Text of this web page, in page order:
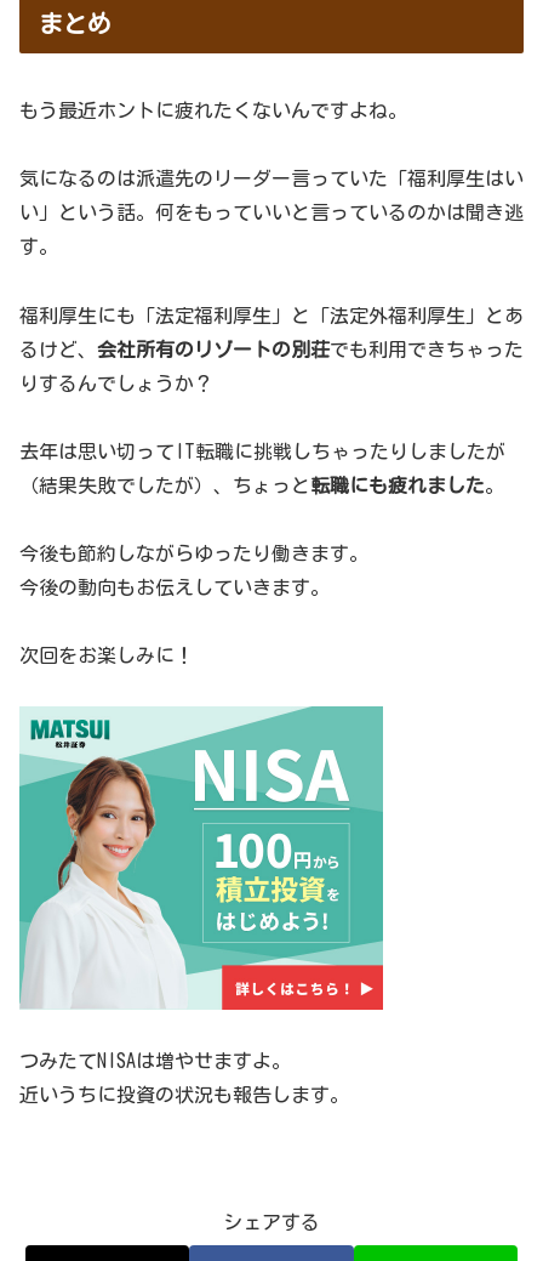
まとめ
もう最近ホントに疲れたくないんですよね。
気になるのは派遣先のリーダー言っていた「福利厚生はい
い」という話。何をもっていいと言っているのかは聞き逃
す。
福利厚生にも「法定福利厚生」と「法定外福利厚生」とあ
るけど、 会社所有のリゾートの別荘でも利用できちゃった
りするんでしょうか？
去年は思い切ってIT転職に挑戦しちゃったりしましたが
（結果失敗でしたが）、ちょっと転職にも疲れました。
今後も節約しながらゆったり働きます。
今後の動向もお伝えしていきます。
次回をお楽しみに！
つみたてNISAは増やせますよ。
近いうちに投資の状況も報告します。
シェアする